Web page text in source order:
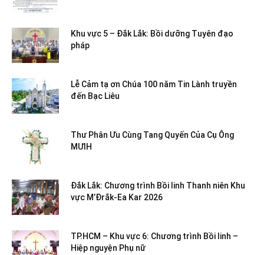
Khu vực 5 – Đắk Lắk: Bồi dưỡng Tuyên đạo
pháp
Lễ Cảm tạ ơn Chúa 100 năm Tin Lành truyền
đến Bạc Liêu
Thư Phân Ưu Cùng Tang Quyến Của Cụ Ông
MƯIH
Đắk Lắk: Chương trình Bồi linh Thanh niên Khu
vực M’Đrắk-Ea Kar 2026
TP.HCM – Khu vực 6: Chương trình Bồi linh –
Hiệp nguyện Phụ nữ